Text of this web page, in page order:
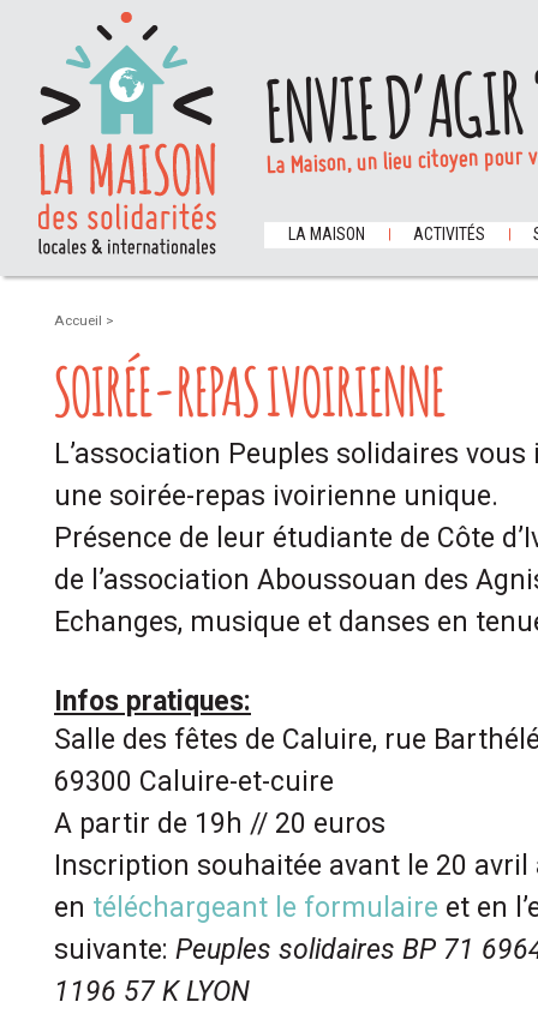
ENVIE
La Maison, un lieu citoyen
LA MAISON ACTIVITÉS
Accueil >
SOIRÉE-REPAS IVOIRIENNE
L’association Peuples solidaires
une soirée-repas ivoirienne unique.
Présence de leur étudiante de Côte
de l’association Aboussouan des
Echanges, musique et danses en
Infos pratiques:
Salle des fêtes de Caluire, rue
69300 Caluire-et-cuire
A partir de 19h // 20 euros
Inscription souhaitée avant le 20 avril
en téléchargeant le formulaire et en
suivante: Peuples solidaires BP 71
1196 57 K LYON